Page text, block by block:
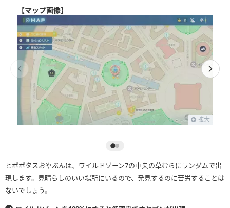
【マップ画像】
拡大
ヒポポタスおやぶんは、ワイルドゾーン7の中央の草むらにランダムで出
現します。見晴らしのいい場所にいるので、発見するのに苦労することは
ないでしょう。